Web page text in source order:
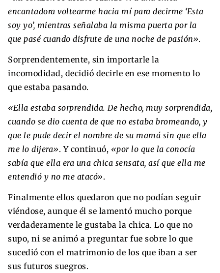
encantadora voltearme hacia mí para decirme ‘Esta
soy yo’, mientras señalaba la misma puerta por la
que pasé cuando disfrute de una noche de pasión».
Sorprendentemente, sin importarle la
incomodidad, decidió decirle en ese momento lo
que estaba pasando.
«Ella estaba sorprendida. De hecho, muy sorprendida,
cuando se dio cuenta de que no estaba bromeando, y
que le pude decir el nombre de su mamá sin que ella
me lo dijera». Y continuó, «por lo que la conocía
sabía que ella era una chica sensata, así que ella me
entendió y no me atacó».
Finalmente ellos quedaron que no podían seguir
viéndose, aunque él se lamentó mucho porque
verdaderamente le gustaba la chica. Lo que no
supo, ni se animó a preguntar fue sobre lo que
sucedió con el matrimonio de los que iban a ser
sus futuros suegros.